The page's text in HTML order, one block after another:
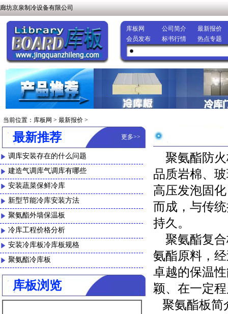
廊坊京泉制冷设备有限公司
库板网 公司简介
最新报价
会员发布
标书行情 热点专题
当前位置： 库板网 > 最新报价 >
最新推荐 更多>>
调库安装存在的什么问题
建造气调库气调库有哪些
安装蔬菜保鲜冷库
新型节能冷库安装方法
聚氨酯外墙保温板
冷库工程价格分析
安装冷库板冷库板规格
聚氨酯冷库板
库板浏览
聚氨酯防火
品质岩棉、
高压发泡固
而成，与传
持久。
聚氨酯复合
氨酯原料，
卓越的保温
颖、在一定
聚氨酯板简